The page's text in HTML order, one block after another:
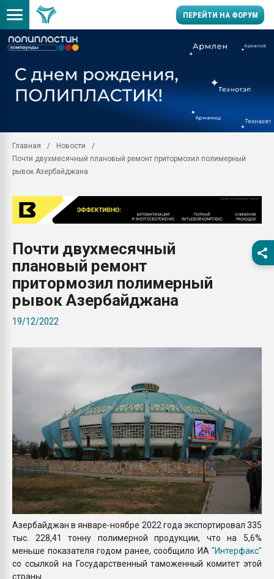
ПЕРЕЙТИ НА ФОРУМ
заводу пластмасс"
28.07.2026
первый план в
28.07.2026
ситуацией на
Всё, что касается
Главная
Новости
Почти двухмесячный плановый ремонт притормозил полимерный
рывок Азербайджана
Почти двухмесячный
плановый ремонт
притормозил полимерный
рывок Азербайджана
19/12/2022
Азербайджан в январе-ноябре 2022 года экспортировал 335
тыс. 228,41 тонну полимерной продукции, что на 5,6%
меньше показателя годом ранее, сообщило ИА "Интерфакс"
со ссылкой на Государственный таможенный комитет этой
страны.